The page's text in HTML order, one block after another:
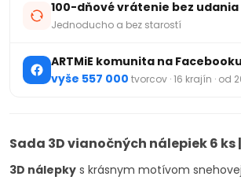
100-dňové vrátenie bez
Jednoducho a bez starostí
ARTMiE komunita na Facebooku
vyše 557 000 tvorcov · 16 krajín · od
Sada 3D vianočných nálepiek 6 ks
3D nálepky s krásnym motívom